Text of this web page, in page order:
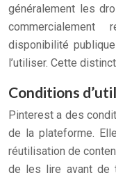
généralement les
commercialement
disponibilité
l’utiliser. Cette
Conditions
Pinterest a des
de la plateforme.
réutilisation de
de les lire avant de